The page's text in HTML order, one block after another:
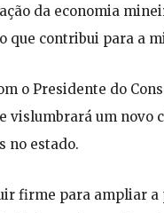
da economia
que contribui para a
o Presidente do
vislumbrará um novo
no estado.
firme para ampliar